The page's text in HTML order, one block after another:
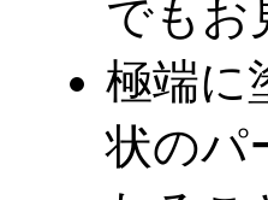
でもお
極端に
状のパ